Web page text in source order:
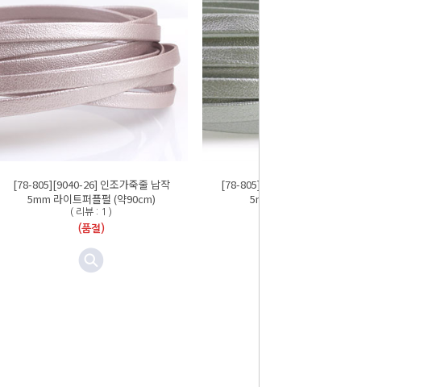
[78-805][9040-26] 인조가죽줄 납작
5mm 라이트퍼플펄 (약90cm)
( 리뷰 : 1 )
(품절)
[78-805][9040-22] 인조가죽줄 납작
5mm 민트펄 (약90cm)